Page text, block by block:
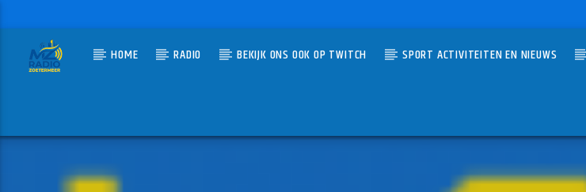
HOME RADIO BEKIJK ONS OOK OP TWITCH SPORT ACTIVITEITEN EN NIEUWS
MZ-RADIO